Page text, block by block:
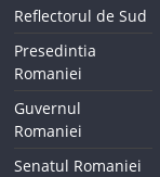
Reflectorul de Sud
Presedintia
Romaniei
Guvernul
Romaniei
Senatul Romaniei